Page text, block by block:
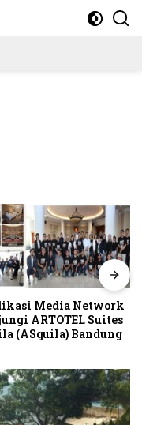
Media Network
ARTOTEL Suites
(ASquila) Bandung